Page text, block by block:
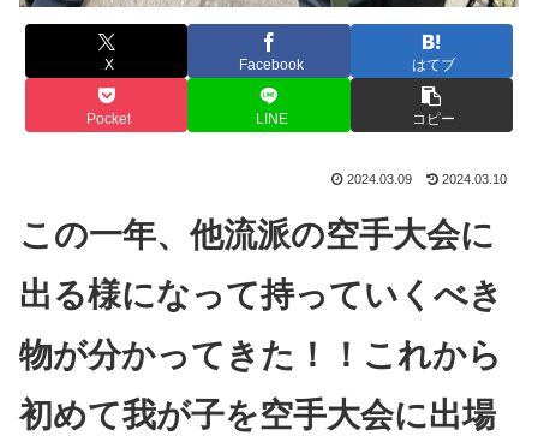
X Facebook はてブ
Pocket LINE コピー
2024.03.09 2024.03.10
この一年、他流派の空手大会に
出る様になって持っていくべき
物が分かってきた！！これから
初めて我が子を空手大会に出場